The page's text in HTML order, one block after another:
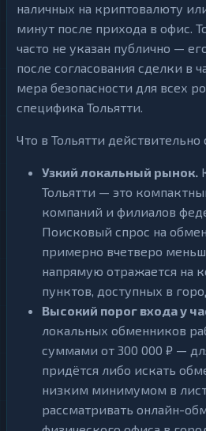
наличных на криптовалюту
минут после прихода в офис.
часто не указан публично —
после согласования сделки в
мера безопасности для всех
специфика Тольятти.
Что в Тольятти действительно
Узкий локальный рынок.
Тольятти — это
компаний и филиалов
Поисковый спрос на
примерно вчетверо
напрямую отражается на
пунктов, доступных в
Высокий порог входа у
локальных обменников
суммами от 300 000 ₽ —
придётся либо искать
низким минимумом в
рассматривать онлайн-